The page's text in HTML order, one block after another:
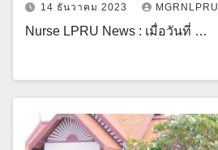
14 ธันวาคม 2023 MGRNLPRU
Nurse LPRU News : เมื่อวันที่ …